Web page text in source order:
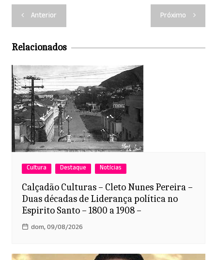
at
s
A
p
p
c
e
b
o
o
k
Navegação
de
Post
Anterior Próximo
Relacionados
Cultura Destaque Notícias
Calçadão Culturas – Cleto Nunes Pereira –
Duas décadas de Liderança política no
Espirito Santo – 1800 a 1908 –
dom, 09/08/2026